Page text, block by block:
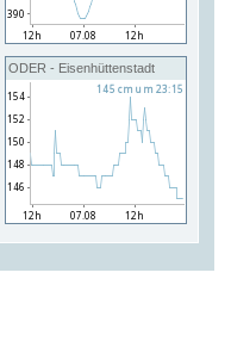
ODER - Eisenhüttenstadt